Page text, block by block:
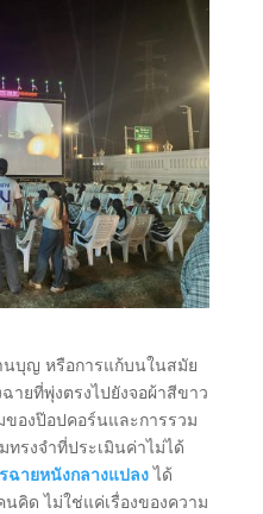
นบุญ หรือการแก้บนในสมัย
ายที่พุ่งตรงไปยังจอผ้าสีขาว
องป๊อปคอร์นและการรวม
รงจำที่ประเมินค่าไม่ได้
ฉายหนังกลางแปลง ได้
คิด ไม่ใช่แค่เรื่องของความ